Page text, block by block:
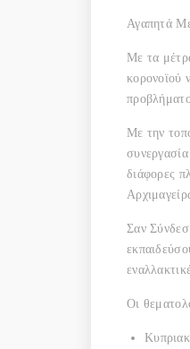
Αγαπητά
Με τα
κορονοϊού
Με την
διάφορες
Σαν
Οι